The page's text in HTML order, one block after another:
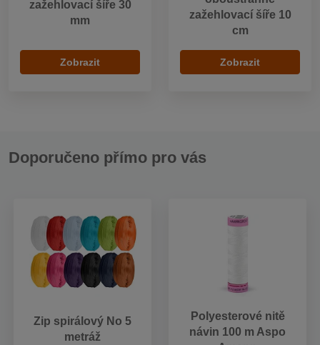
zažehlovací šíře 30
mm
Zobrazit
zažehlovací šíře 10
cm
Zobrazit
Doporučeno přímo pro vás
Zip spirálový No 5
metráž
Polyesterové nitě
návin 100 m Aspo